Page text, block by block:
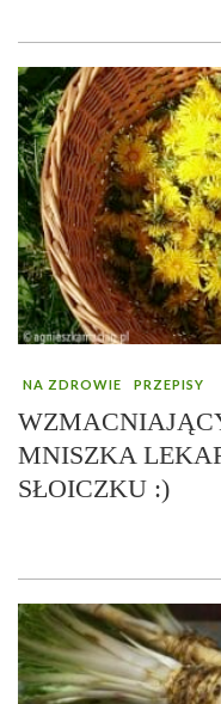
NA ZDROWIE PRZEPISY
MNISZKA
SŁOICZKU :)